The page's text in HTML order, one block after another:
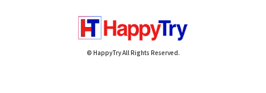
© HappyTry All Rights Reserved.